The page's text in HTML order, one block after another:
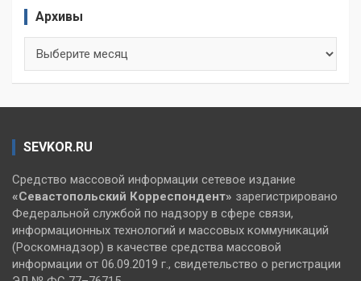
Архивы
SEVKOR.RU
Средство массовой информации сетевое издание
«Севастопольский Корреспондент» зарегистрировано
Федеральной службой по надзору в сфере связи,
информационных технологий и массовых коммуникаций
(Роскомнадзор) в качестве средства массовой
информации от 06.09.2019 г., свидетельство о регистрации